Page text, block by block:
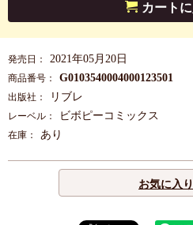
カート
発売日： 2021年05月20日
商品番号： G0103540004000123501
出版社： リブレ
レーベル： ビボピーコミックス
在庫： あり
お気に入